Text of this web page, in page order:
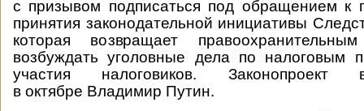
с призывом подписаться под обращением к
принятия законодательной инициативы
которая возвращает
возбуждать уголовные дела по налоговым
участия налоговиков.
в октябре Владимир Путин.